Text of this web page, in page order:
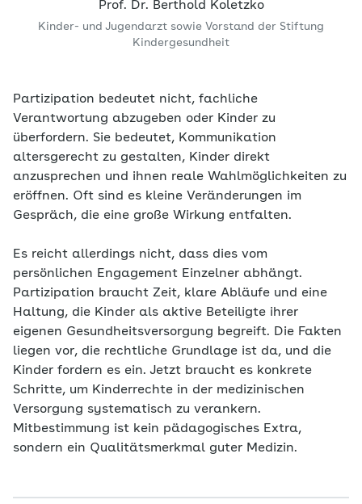
Prof. Dr. Berthold Koletzko
Kinder- und Jugendarzt sowie Vorstand der Stiftung
Kindergesundheit
Partizipation bedeutet nicht, fachliche
Verantwortung abzugeben oder Kinder zu
überfordern. Sie bedeutet, Kommunikation
altersgerecht zu gestalten, Kinder direkt
anzusprechen und ihnen reale Wahlmöglichkeiten zu
eröffnen. Oft sind es kleine Veränderungen im
Gespräch, die eine große Wirkung entfalten.
Es reicht allerdings nicht, dass dies vom
persönlichen Engagement Einzelner abhängt.
Partizipation braucht Zeit, klare Abläufe und eine
Haltung, die Kinder als aktive Beteiligte ihrer
eigenen Gesundheitsversorgung begreift. Die Fakten
liegen vor, die rechtliche Grundlage ist da, und die
Kinder fordern es ein. Jetzt braucht es konkrete
Schritte, um Kinderrechte in der medizinischen
Versorgung systematisch zu verankern.
Mitbestimmung ist kein pädagogisches Extra,
sondern ein Qualitätsmerkmal guter Medizin.